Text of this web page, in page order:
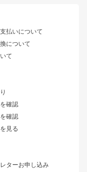
払いについて
について
て
確認
確認
見る
ターお申し込み
ァ
ライン
イン
ライン